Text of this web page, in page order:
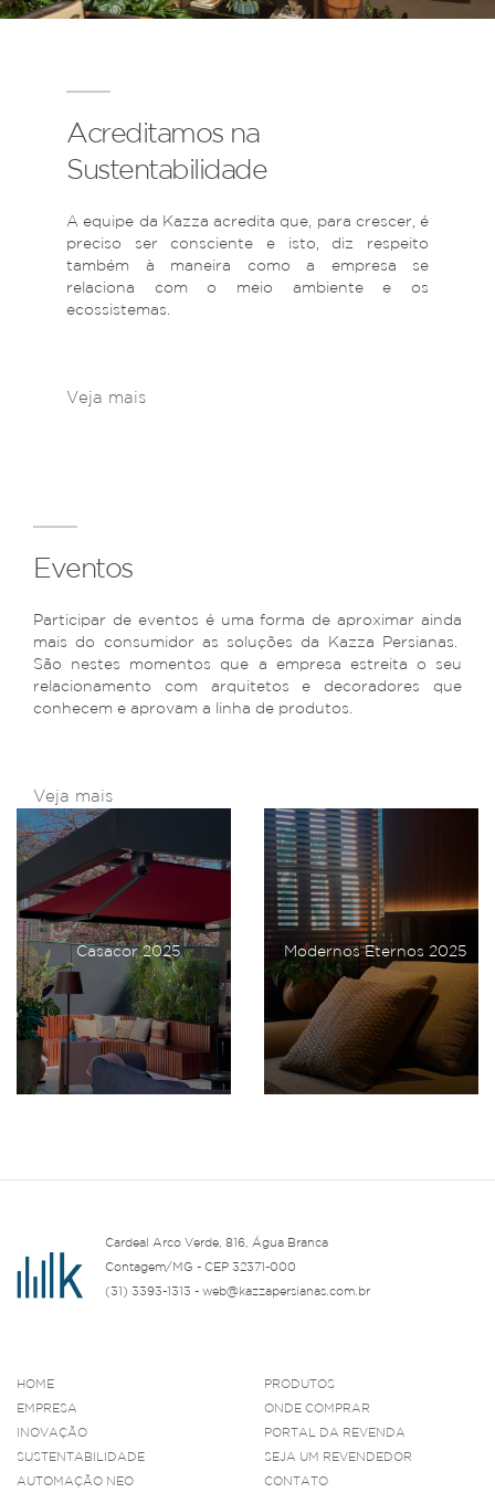
Acreditamos na
Sustentabilidade
A equipe da Kazza acredita que, para crescer, é
preciso ser consciente e isto, diz respeito
também à maneira como a empresa se
relaciona com o meio ambiente e os
ecossistemas.
Veja mais
Eventos
Participar de eventos é uma forma de aproximar ainda
mais do consumidor as soluções da Kazza Persianas.
São nestes momentos que a empresa estreita o seu
relacionamento com arquitetos e decoradores que
conhecem e aprovam a linha de produtos.
Veja mais
Casacor 2025 Modernos Eternos 2025
Cardeal Arco Verde, 816, Água Branca
Contagem/MG - CEP 32371-000
(31) 3393-1313 - web@kazzapersianas.com.br
HOME
EMPRESA
INOVAÇÃO
SUSTENTABILIDADE
AUTOMAÇÃO NEO
PRODUTOS
ONDE COMPRAR
PORTAL DA REVENDA
SEJA UM REVENDEDOR
CONTATO